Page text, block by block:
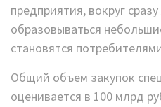
предприятия, вокруг
образовываться
становятся
Общий объем закупок
оценивается в 100 млрд